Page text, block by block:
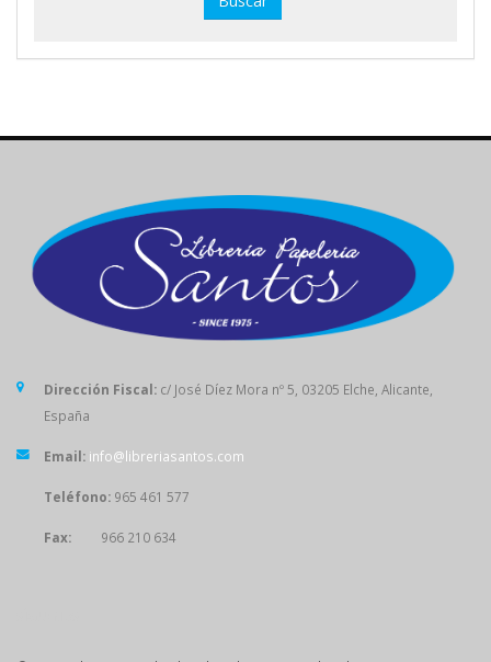
Dirección Fiscal: c/ José Díez Mora nº 5, 03205 Elche, Alicante,
España
Email: info@libreriasantos.com
Teléfono: 965 461 577
Fax: 966 210 634